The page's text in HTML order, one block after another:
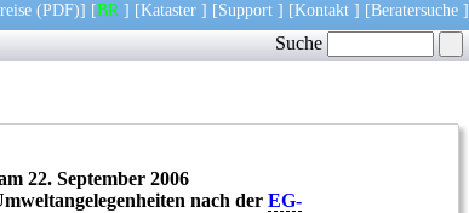
(PDF)] [BR ] [Kataster ] [Support ] [Kontakt ] [Beratersuche ]
22. September 2006
nach derEG-
Suche